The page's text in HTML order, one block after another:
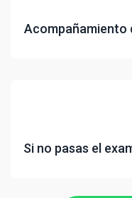
Si no pasas el